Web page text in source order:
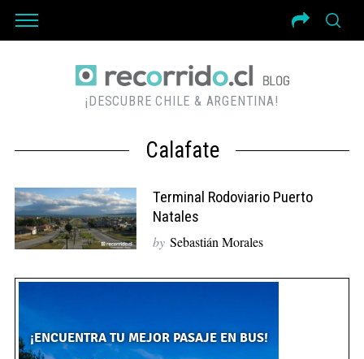
¡DESCUBRE CHILE & ARGENTINA!
Calafate
Terminal Rodoviario Puerto
Natales
by Sebastián Morales